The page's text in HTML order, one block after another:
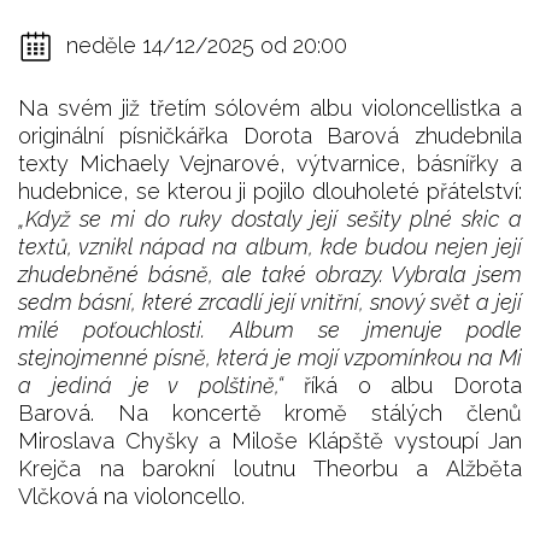
neděle 14/12/2025 od 20:00
Na svém již třetím sólovém albu violoncellistka a
originální písničkářka Dorota Barová zhudebnila
texty Michaely Vejnarové, výtvarnice, básnířky a
hudebnice, se kterou ji pojilo dlouholeté přátelství:
„Když se mi do ruky dostaly její sešity plné skic a
textů, vznikl nápad na album, kde budou nejen její
zhudebněné básně, ale také obrazy. Vybrala jsem
sedm básní, které zrcadlí její vnitřní, snový svět a její
milé poťouchlosti. Album se jmenuje podle
stejnojmenné písně, která je mojí vzpomínkou na Mi
a jediná je v polštině,“říká o albu Dorota
Barová. Na koncertě kromě stálých členů
Miroslava Chyšky a Miloše Klápště vystoupí Jan
Krejča na barokní loutnu Theorbu a Alžběta
Vlčková na violoncello.